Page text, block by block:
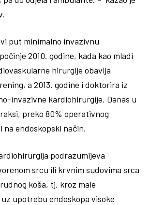
put minimalno invazivnu
2010. godine, kada kao mladi
hirurgije obavlja
a 2013. godine i doktorira iz
invazivne kardiohirurgije. Danas u
preko 80% operativnog
na endoskopski način.
podrazumijeva
srcu ili krvnim sudovima srca
koša, tj. kroz male
upotrebu endoskopa visoke